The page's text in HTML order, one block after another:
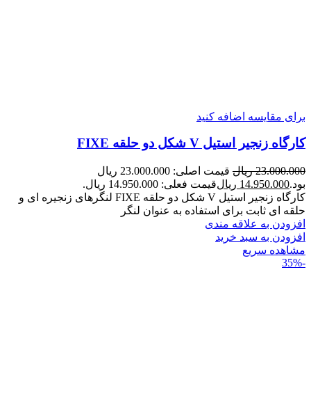
برای مقایسه اضافه کنید
کارگاه زنجیر استیل V شکل دو حلقه FIXE
23.000.000 ریال
قیمت اصلی: 23.000.000 ریال
بود.14.950.000 ریالقیمت فعلی: 14.950.000 ریال.
کارگاه زنجیر استیل V شکل دو حلقه FIXE لنگرهای زنجیره ای و
حلقه ای ثابت برای استفاده به عنوان لنگر
افزودن به علاقه مندی
افزودن به سبد خرید
مشاهده سریع
-35%